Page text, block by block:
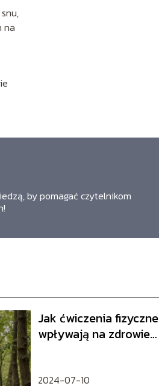
na
by pomagać czytelnikom
Jak ćwiczenia fizyczne
wpływają na zdrowie
2024-07-10